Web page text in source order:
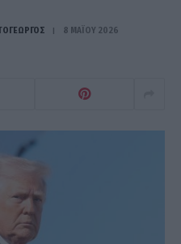
8 ΜΑΪ́ΟΥ 2026